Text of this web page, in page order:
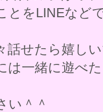
とをLINEなど
せたら嬉しい
は一緒に遊べ
い＾＾